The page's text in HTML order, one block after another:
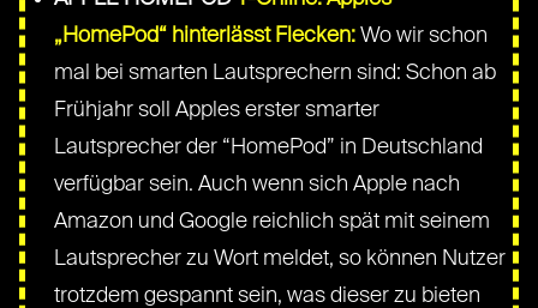
„HomePod“ hinterlässt Flecken: Wo wir schon
mal bei smarten Lautsprechern sind: Schon ab
Frühjahr soll Apples erster smarter
Lautsprecher der “HomePod” in Deutschland
verfügbar sein. Auch wenn sich Apple nach
Amazon und Google reichlich spät mit seinem
Lautsprecher zu Wort meldet, so können Nutzer
trotzdem gespannt sein, was dieser zu bieten